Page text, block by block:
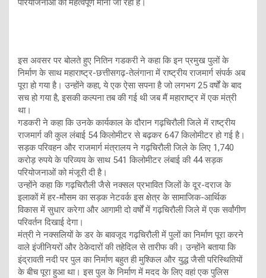
परियोजनाओं को महत्वपूर्ण माना जा रहा है।
इस अवसर पर बोलते हुए नितिन गडकरी ने कहा कि इन प्रमुख पुलों के
निर्माण के साथ महाराष्ट्र-छत्तीसगढ़-तेलंगाना में राष्ट्रीय राजमार्ग संपर्क अब
पूरा हो गया है। उन्होंने कहा, ये एक ऐसा सपना है जो लगभग 25 वर्षों के बाद
सच हो गया है, इसकी कल्पना तब की गई थी जब मैं महाराष्ट्र में एक मंत्री
था।
गडकरी ने कहा कि उनके कार्यकाल के दौरान गढ़चिरौली जिले में राष्ट्रीय
राजमार्ग की कुल लंबाई 54 किलोमीटर से बढ़कर 647 किलोमीटर हो गई है।
सड़क परिवहन और राजमार्ग मंत्रालय ने गढ़चिरौली जिले के लिए 1,740
करोड़ रुपये के परिव्यय के साथ 541 किलोमीटर लंबाई की 44 सड़क
परियोजनाओं को मंजूरी दी है।
उन्होंने कहा कि गढ़चिरौली जैसे नक्सल प्रभावित जिलों के दूर-दराज के
इलाकों में हर-मौसम का सड़क नेटवर्क इस क्षेत्र के सामाजिक-आर्थिक
विकास में सुधार करेगा और आगामी दो वर्षों में गढ़चिरौली जिले में एक सर्वांगीण
परिवर्तन दिखाई देगा।
मंत्री ने नक्सलियों के डर के बावजूद गढ़चिरौली में पुलों का निर्माण पूरा करने
वाले इंजीनियरों और ठेकेदारों की तहेदिल से तारीफ की। उन्होंने बताया कि
इंद्रावती नदी पर पुल का निर्माण बहुत ही मुश्किल और युद्ध जैसी परिस्थितियों
के बीच पूरा हुआ था। इस पुल के निर्माण में मदद के लिए वहां एक पुलिस